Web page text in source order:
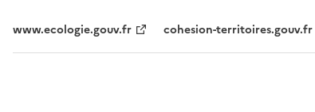
www.ecologie.gouv.fr cohesion-territoires.gouv.fr